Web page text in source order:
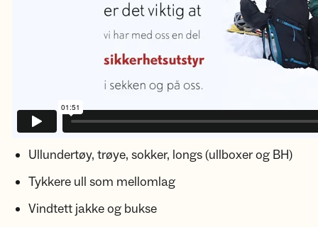
Kle deg i:
Ullundertøy, trøye, sokker, longs (ullboxer og BH)
Tykkere ull som mellomlag
Vindtett jakke og bukse